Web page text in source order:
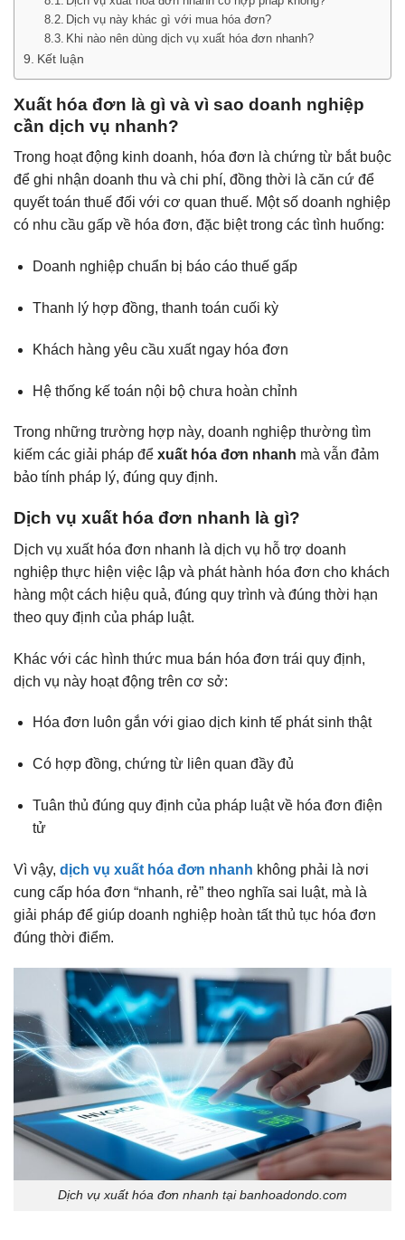
Dịch vụ này khác gì với mua hóa đơn?
Khi nào nên dùng dịch vụ xuất hóa đơn nhanh?
Kết luận
Xuất hóa đơn là gì và vì sao doanh nghiệp
cần dịch vụ nhanh?
Trong hoạt động kinh doanh, hóa đơn là chứng từ bắt buộc
để ghi nhận doanh thu và chi phí, đồng thời là căn cứ để
quyết toán thuế đối với cơ quan thuế. Một số doanh nghiệp
có nhu cầu gấp về hóa đơn, đặc biệt trong các tình huống:
Doanh nghiệp chuẩn bị báo cáo thuế gấp
Thanh lý hợp đồng, thanh toán cuối kỳ
Khách hàng yêu cầu xuất ngay hóa đơn
Hệ thống kế toán nội bộ chưa hoàn chỉnh
Trong những trường hợp này, doanh nghiệp thường tìm
kiếm các giải pháp để xuất hóa đơn nhanh mà vẫn đảm
bảo tính pháp lý, đúng quy định.
Dịch vụ xuất hóa đơn nhanh là gì?
Dịch vụ xuất hóa đơn nhanh là dịch vụ hỗ trợ doanh
nghiệp thực hiện việc lập và phát hành hóa đơn cho khách
hàng một cách hiệu quả, đúng quy trình và đúng thời hạn
theo quy định của pháp luật.
Khác với các hình thức mua bán hóa đơn trái quy định,
dịch vụ này hoạt động trên cơ sở:
Hóa đơn luôn gắn với giao dịch kinh tế phát sinh thật
Có hợp đồng, chứng từ liên quan đầy đủ
Tuân thủ đúng quy định của pháp luật về hóa đơn điện
tử
Vì vậy, dịch vụ xuất hóa đơn nhanh không phải là nơi
cung cấp hóa đơn “nhanh, rẻ” theo nghĩa sai luật, mà là
giải pháp để giúp doanh nghiệp hoàn tất thủ tục hóa đơn
đúng thời điểm.
Dịch vụ xuất hóa đơn nhanh tại banhoadondo.com